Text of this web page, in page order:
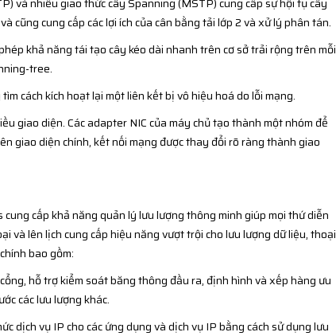
cũng cung cấp các lợi ích của cân bằng tải lớp 2 và xử lý phân tán.
khả năng tái tạo cây kéo dài nhanh trên cơ sở trải rộng trên mỗi
tree.
cách kích hoạt lại một liên kết bị vô hiệu hoá do lỗi mạng.
giao diện. Các adapter NIC của máy chủ tạo thành một nhóm để
giao diện chính, kết nối mạng được thay đổi rõ ràng thành giao
cung cấp khả năng quản lý lưu lượng thông minh giúp mọi thứ diễn
và lên lịch cung cấp hiệu năng vượt trội cho lưu lượng dữ liệu, thoại
bao gồm:
hỗ trợ kiểm soát băng thông đầu ra, định hình và xếp hàng ưu
các lưu lượng khác.
dịch vụ IP cho các ứng dụng và dịch vụ IP bằng cách sử dụng lưu